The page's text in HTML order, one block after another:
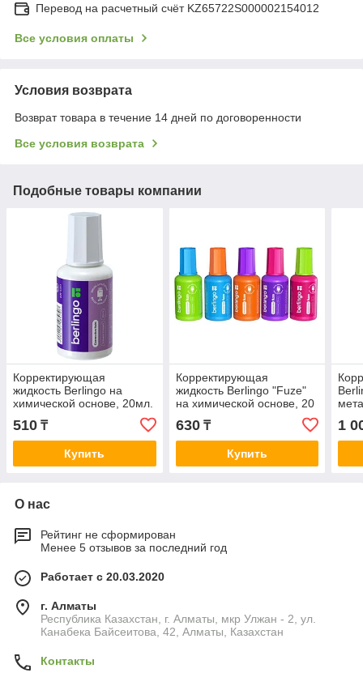
Перевод на расчетный счёт KZ65722S000002154012
Все условия оплаты
Условия возврата
Возврат товара в течение 14 дней по договоренности
Все условия возврата
Подобные товары компании
Корректирующая
жидкость Berlingo на
химической основе, 20мл.
510 ₸
Купить
Корректирующая
жидкость Berlingo "Fuze"
на химической основе, 20
630₸
Купить
1
О нас
Рейтинг не сформирован
Менее 5 отзывов за последний год
Работает с 20.03.2020
г. Алматы
Республика Казахстан, г. Алматы, мкр Улжан - 2, ул.
Канабека Байсеитова, 42, Алматы, Казахстан
Контакты